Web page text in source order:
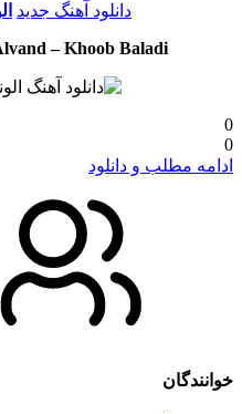
دانلود آهنگ جدید
– Khoob Baladi
0
0
ادامه مطلب و دانلود
خوانندگان